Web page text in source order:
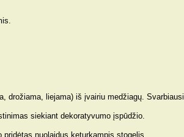
liejama) iš įvairiu medžiagų.
siekiant dekoratyvumo įspūdžio.
nuolaidus keturkampis stogelis.